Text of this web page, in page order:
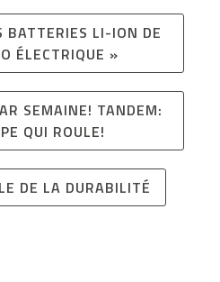
BATTERIES LI-ION DE
ÉLECTRIQUE »
SEMAINE! TANDEM:
QUI ROULE!
DE LA DURABILITÉ